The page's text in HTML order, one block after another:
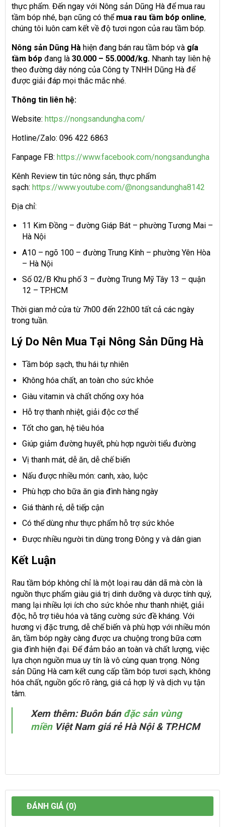
thực phẩm. Đến ngay với Nông sản Dũng Hà để mua rau
tầm bóp nhé, bạn cũng có thể mua rau tầm bóp online,
chúng tôi luôn cam kết về độ tươi ngon của rau tầm bóp.
Nông sản Dũng Hà hiện đang bán rau tầm bóp và gía
tầm bóp đang là 30.000 – 55.000đ/kg. Nhanh tay liên hệ
theo đường dây nóng của Công ty TNHH Dũng Hà để
được giải đáp mọi thắc mắc nhé.
Thông tin liên hệ:
Website: https://nongsandungha.com/
Hotline/Zalo: 096 422 6863
Fanpage FB: https://www.facebook.com/nongsandungha
Kênh Review tin tức nông sản, thực phẩm
sạch: https://www.youtube.com/@nongsandungha8142
Địa chỉ:
11 Kim Đồng – đường Giáp Bát – phường Tương Mai –
Hà Nội
A10 – ngõ 100 – đường Trung Kính – phường Yên Hòa
– Hà Nội
Số 02/B Khu phố 3 – đường Trung Mỹ Tây 13 – quận
12 – TP.HCM
Thời gian mở cửa từ 7h00 đến 22h00 tất cả các ngày
trong tuần.
Lý Do Nên Mua Tại Nông Sản Dũng Hà
Tầm bóp sạch, thu hái tự nhiên
Không hóa chất, an toàn cho sức khỏe
Giàu vitamin và chất chống oxy hóa
Hỗ trợ thanh nhiệt, giải độc cơ thể
Tốt cho gan, hệ tiêu hóa
Giúp giảm đường huyết, phù hợp người tiểu đường
Vị thanh mát, dễ ăn, dễ chế biến
Nấu được nhiều món: canh, xào, luộc
Phù hợp cho bữa ăn gia đình hàng ngày
Giá thành rẻ, dễ tiếp cận
Có thể dùng như thực phẩm hỗ trợ sức khỏe
Được nhiều người tin dùng trong Đông y và dân gian
Kết Luận
Rau tầm bóp không chỉ là một loại rau dân dã mà còn là
nguồn thực phẩm giàu giá trị dinh dưỡng và dược tính quý,
mang lại nhiều lợi ích cho sức khỏe như thanh nhiệt, giải
độc, hỗ trợ tiêu hóa và tăng cường sức đề kháng. Với
hương vị đặc trưng, dễ chế biến và phù hợp với nhiều món
ăn, tầm bóp ngày càng được ưa chuộng trong bữa cơm
gia đình hiện đại. Để đảm bảo an toàn và chất lượng, việc
lựa chọn nguồn mua uy tín là vô cùng quan trọng. Nông
sản Dũng Hà cam kết cung cấp tầm bóp tươi sạch, không
hóa chất, nguồn gốc rõ ràng, giá cả hợp lý và dịch vụ tận
tâm.
Xem thêm: Buôn bán đặc sản vùng
miềnViệt Nam giá rẻ Hà Nội & TP.HCM
ĐÁNH GIÁ (0)